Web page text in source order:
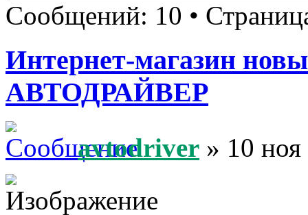
Сообщений: 10 •
Интернет-магазин
АВТОДРАЙВЕР
avtodriver » 10